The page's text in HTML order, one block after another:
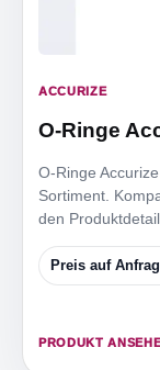
ACCURIZE
O-Ringe
O-Ringe
Sortiment.
den
Preis auf
PRODUKT